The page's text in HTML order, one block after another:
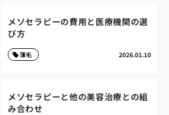
メソセラピーの費用と医療機関の選
び方
2026.01.10
薄毛
メソセラピーと他の美容治療との組
み合わせ